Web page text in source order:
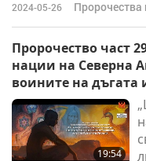
2024-05-26 Пророчества
Пророчество част
нации на Северна
воините на дъгата
19:54